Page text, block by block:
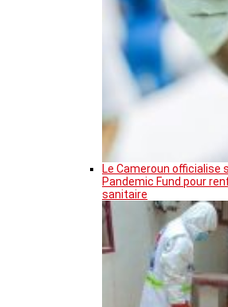
Le Cameroun officialise
Pandemic Fund pour
sanitaire